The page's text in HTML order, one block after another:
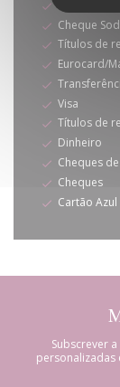
Cheque
Títulos de
Eurocard/
Visa
Títulos de
Dinheiro
Cheques
Cheques
Cartão Azul
Subscrever